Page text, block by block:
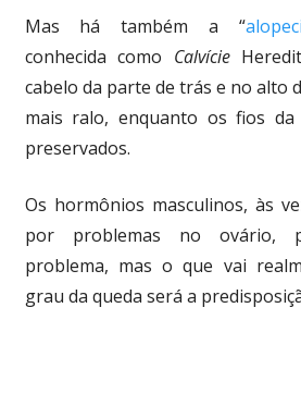
Mas há também a “
conhecida como Calvície
cabelo da parte de trás e no alto
mais ralo, enquanto os fios
preservados.
Os hormônios masculinos, às
por problemas no ovário,
problema, mas o que vai
grau da queda será a